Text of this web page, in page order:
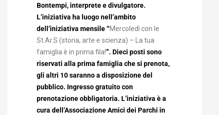
Bontempi, interprete e divulgatore.
L’iniziativa ha luogo nell’ambito
dell’iniziativa mensile “Mercoledì con le
St.Ar.S (storia, arte e scienza) – La tua
famiglia è in prima fila!”. Dieci posti sono
riservati alla prima famiglia che si prenota,
gli altri 10 saranno a disposizione del
pubblico. Ingresso gratuito con
prenotazione obbligatoria. L’iniziativa è a
cura dell’Associazione Amici dei Parchi in